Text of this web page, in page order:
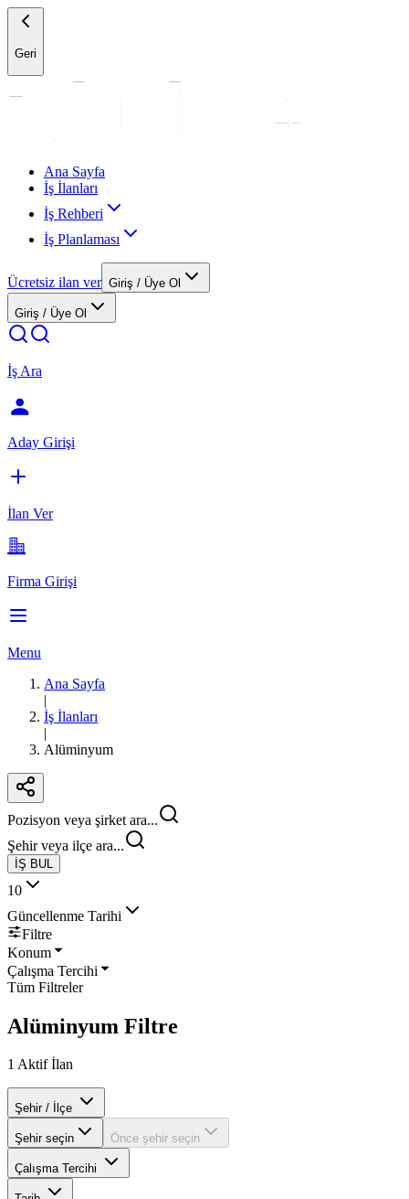
Geri
Ana Sayfa
İş İlanları
İş Rehberi
İş Planlaması
Ücretsiz ilan ver Giriş / Üye Ol
Giriş / Üye Ol
İş Ara
Aday Girişi
İlan Ver
Firma Girişi
Menu
Ana Sayfa
|
İş İlanları
|
Alüminyum
Pozisyon veya şirket ara...
Şehir veya ilçe ara...
İŞ BUL
10
Güncellenme Tarihi
Filtre
Konum
Çalışma Tercihi
Tüm Filtreler
Alüminyum Filtre
1 Aktif İlan
Şehir / İlçe
Şehir seçin Önce şehir seçin
Çalışma Tercihi